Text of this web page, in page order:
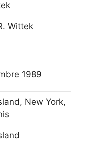
Wittek
1989
New York,